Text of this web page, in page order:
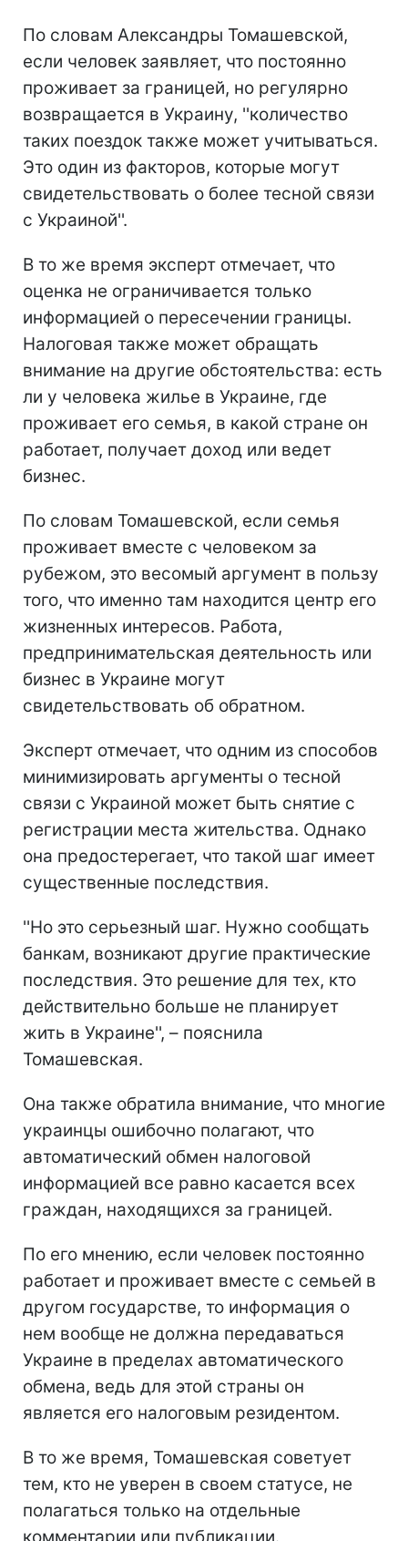
По словам Александры Томашевской,
если человек заявляет, что постоянно
проживает за границей, но регулярно
возвращается в Украину, ''количество
таких поездок также может учитываться.
Это один из факторов, которые могут
свидетельствовать о более тесной связи
с Украиной''.
В то же время эксперт отмечает, что
оценка не ограничивается только
информацией о пересечении границы.
Налоговая также может обращать
внимание на другие обстоятельства: есть
ли у человека жилье в Украине, где
проживает его семья, в какой стране он
работает, получает доход или ведет
бизнес.
По словам Томашевской, если семья
проживает вместе с человеком за
рубежом, это весомый аргумент в пользу
того, что именно там находится центр его
жизненных интересов. Работа,
предпринимательская деятельность или
бизнес в Украине могут
свидетельствовать об обратном.
Эксперт отмечает, что одним из способов
минимизировать аргументы о тесной
связи с Украиной может быть снятие с
регистрации места жительства. Однако
она предостерегает, что такой шаг имеет
существенные последствия.
''Но это серьезный шаг. Нужно сообщать
банкам, возникают другие практические
последствия. Это решение для тех, кто
действительно больше не планирует
жить в Украине'', – пояснила
Томашевская.
Она также обратила внимание, что многие
украинцы ошибочно полагают, что
автоматический обмен налоговой
информацией все равно касается всех
граждан, находящихся за границей.
По его мнению, если человек постоянно
работает и проживает вместе с семьей в
другом государстве, то информация о
нем вообще не должна передаваться
Украине в пределах автоматического
обмена, ведь для этой страны он
является его налоговым резидентом.
В то же время, Томашевская советует
тем, кто не уверен в своем статусе, не
полагаться только на отдельные